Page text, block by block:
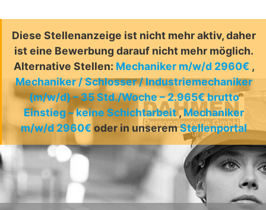
Diese Stellenanzeige ist nicht mehr aktiv, daher
ist eine Bewerbung darauf nicht mehr möglich.
Alternative Stellen: Mechaniker m/w/d 2960€ ,
Mechaniker / Schlosser / Industriemechaniker
(m/w/d) – 35 Std./Woche – 2.965€ brutto
Einstieg – keine Schichtarbeit,Mechaniker
m/w/d 2960€ oder in unseremStellenportal